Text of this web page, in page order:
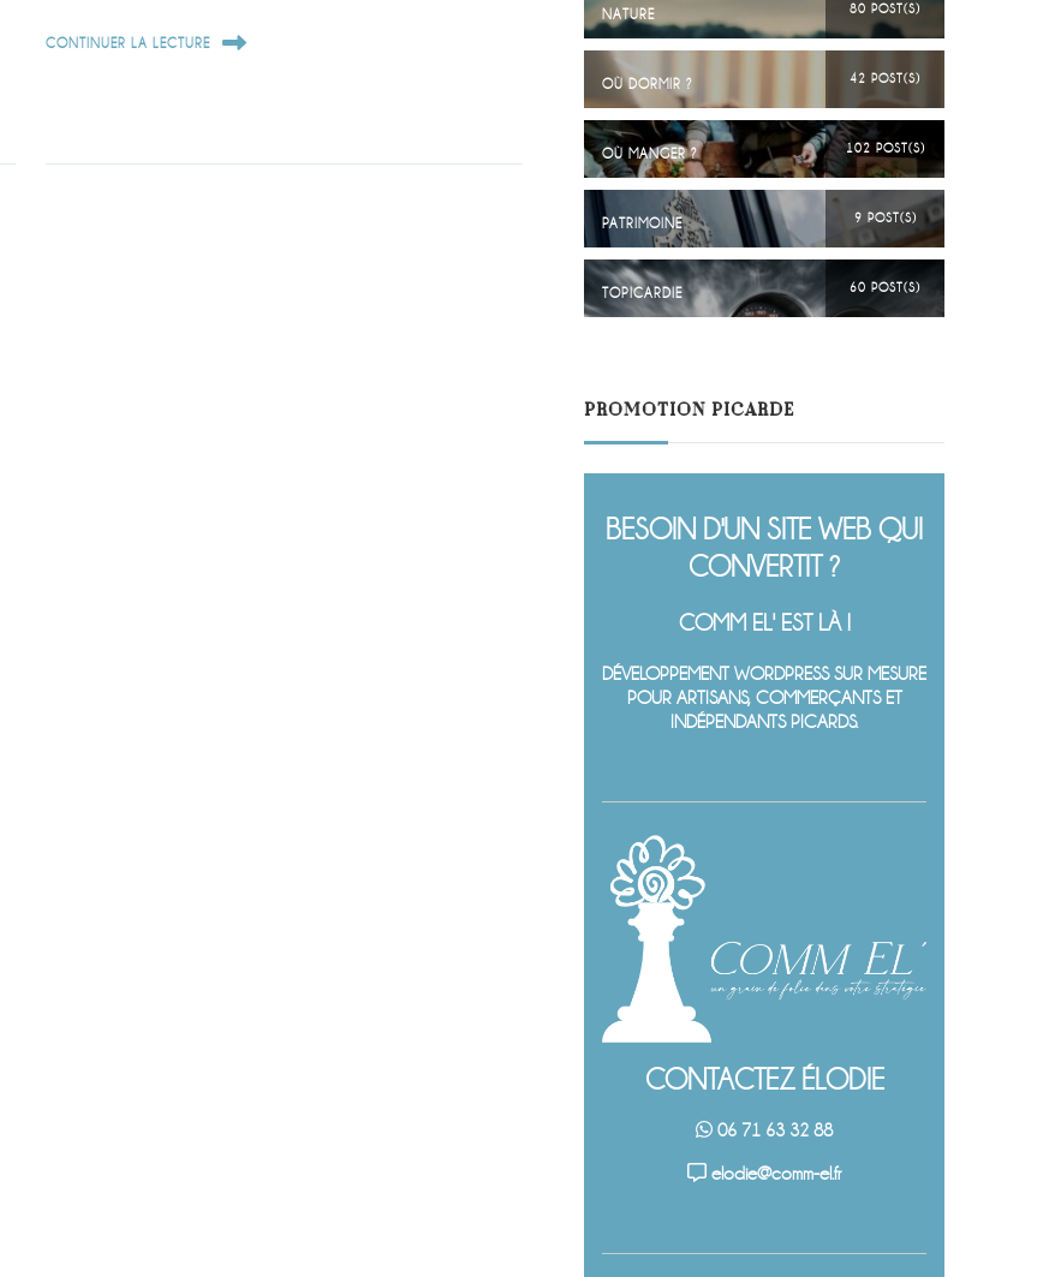
CONTINUER LA LECTURE
NATURE 80 POST(S)
OÙ DORMIR ? 42 POST(S)
OÙ MANGER ? 102 POST(S)
PATRIMOINE 9 POST(S)
TOPICARDIE 60 POST(S)
PROMOTION PICARDE
BESOIN D'UN SITE WEB QUI
CONVERTIT ?
COMM EL' EST LÀ !
DÉVELOPPEMENT WORDPRESS SUR MESURE
POUR ARTISANS, COMMERÇANTS ET
INDÉPENDANTS PICARDS.
CONTACTEZ ÉLODIE
06 71 63 32 88
elodie@comm-el.fr